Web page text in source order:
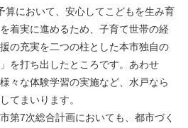
算において、安心してこどもを生み育
着実に進めるため、子育て世帯の経
の充実を二つの柱とした本市独自の
を打ち出したところです。あわせ
々な体験学習の実施など、水戸なら
てまいります。
第7次総合計画においても、都市づく